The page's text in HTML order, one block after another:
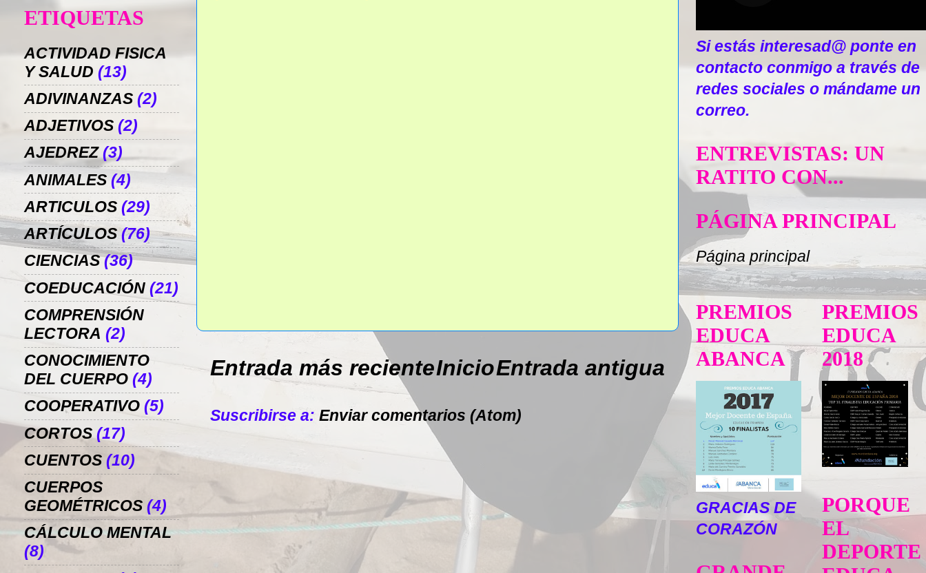
Entrada más reciente Entrada antigua
Inicio
Suscribirse a: Enviar comentarios (Atom)
ETIQUETAS
ACTIVIDAD FISICA
Y SALUD (13)
ADIVINANZAS (2)
ADJETIVOS (2)
AJEDREZ (3)
ANIMALES (4)
ARTICULOS (29)
ARTÍCULOS (76)
CIENCIAS (36)
COEDUCACIÓN (21)
COMPRENSIÓN
LECTORA (2)
CONOCIMIENTO
DEL CUERPO (4)
COOPERATIVO (5)
CORTOS (17)
CUENTOS (10)
CUERPOS
GEOMÉTRICOS (4)
CÁLCULO MENTAL
(8)
Si estás interesad@ ponte en
contacto conmigo a través de
redes sociales o mándame un
correo.
ENTREVISTAS: UN
RATITO CON...
PÁGINA PRINCIPAL
Página principal
PREMIOS
EDUCA
ABANCA
GRACIAS DE
CORAZÓN
PREMIOS
EDUCA
2018
PORQUE
EL
DEPORTE